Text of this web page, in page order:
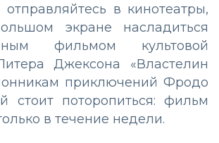
в кинотеатры,
экране насладиться
фильмом культовой
Джексона «Властелин
приключений Фродо
стоит поторопиться: фильм
в течение недели.